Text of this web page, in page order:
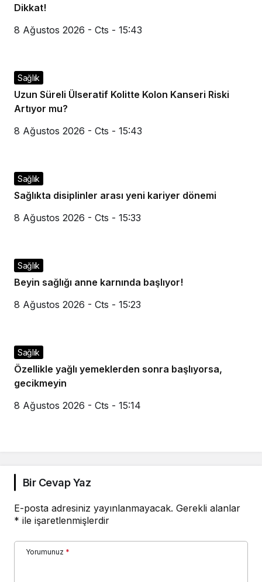
Dikkat!
8 Ağustos 2026 - Cts - 15:43
Sağlık
Uzun Süreli Ülseratif Kolitte Kolon Kanseri Riski
Artıyor mu?
8 Ağustos 2026 - Cts - 15:43
Sağlık
Sağlıkta disiplinler arası yeni kariyer dönemi
8 Ağustos 2026 - Cts - 15:33
Sağlık
Beyin sağlığı anne karnında başlıyor!
8 Ağustos 2026 - Cts - 15:23
Sağlık
Özellikle yağlı yemeklerden sonra başlıyorsa,
gecikmeyin
8 Ağustos 2026 - Cts - 15:14
Bir Cevap Yaz
E-posta adresiniz yayınlanmayacak. Gerekli alanlar
* ile işaretlenmişlerdir
Yorumunuz *